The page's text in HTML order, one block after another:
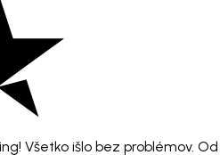
Všetko išlo bez problémov.